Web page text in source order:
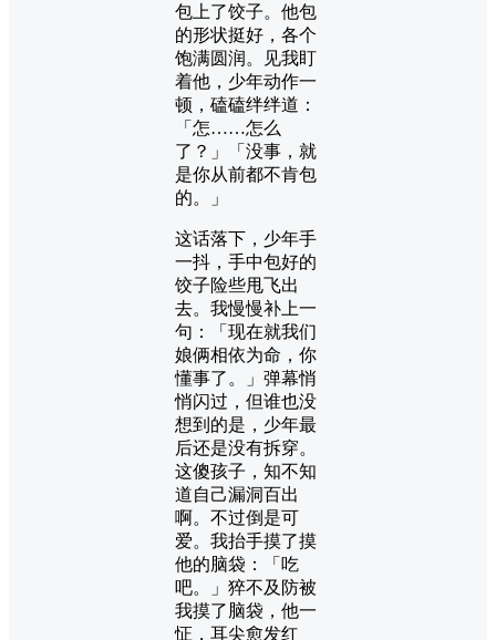
包上了饺子。他包
的形状挺好，各个
饱满圆润。见我盯
着他，少年动作一
顿，磕磕绊绊道：
「怎……怎么
了？」「没事，就
是你从前都不肯包
的。」
这话落下，少年手
一抖，手中包好的
饺子险些甩飞出
去。我慢慢补上一
句：「现在就我们
娘俩相依为命，你
懂事了。」弹幕悄
悄闪过，但谁也没
想到的是，少年最
后还是没有拆穿。
这傻孩子，知不知
道自己漏洞百出
啊。不过倒是可
爱。我抬手摸了摸
他的脑袋：「吃
吧。」猝不及防被
我摸了脑袋，他一
怔，耳尖愈发红